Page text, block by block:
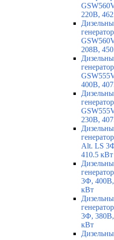
220В,
генератор
208В,
генератор
400В,
генератор
230В,
Alt. LS
410.5 кВт
3Ф,
кВт
3Ф,
кВт